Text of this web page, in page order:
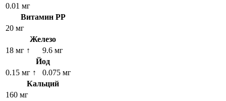
0.01 мг
Витамин PP
20 мг
Железо
18 мг ↑
9.6 мг
Йод
0.15 мг ↑
0.075 мг
Кальций
160 мг